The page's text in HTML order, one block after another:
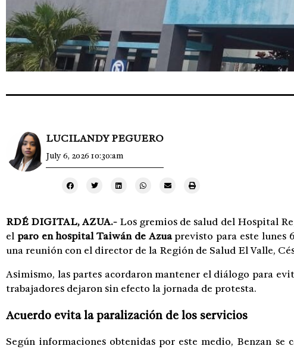
LUCILANDY PEGUERO
July 6, 2026 10:30:am
RDÉ DIGITAL, AZUA.- Los gremios de salud del Hospital
el paro en hospital Taiwán de Azuaprevisto para este lunes
una reunión con el director de la Región de Salud El Valle,
Asimismo, las partes acordaron mantener el diálogo para
trabajadores dejaron sin efecto la jornada de protesta.
Acuerdo evita la paralización de los servicios
Según informaciones obtenidas por este medio, Benzan se